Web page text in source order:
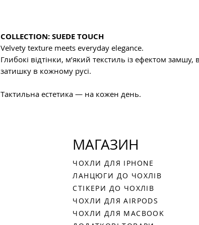
COLLECTION: SUEDE TOUCH
Velvety texture meets everyday elegance.
Глибокі відтінки, мʼякий текстиль із ефектом замшу,
затишку в кожному русі.
Тактильна естетика — на кожен день.
МАГАЗИН
ЧОХЛИ ДЛЯ IPHONE
ЛАНЦЮГИ ДО ЧОХЛІВ
СТІКЕРИ ДО ЧОХЛІВ
ЧОХЛИ ДЛЯ AIRPODS
ЧОХЛИ ДЛЯ MACBOOK